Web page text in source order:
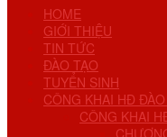
HOME
GIỚI THIỆU
TIN TỨC
ĐÀO TẠO
TUYỂN SINH
CÔNG KHAI HĐ
CÔNG KHAI